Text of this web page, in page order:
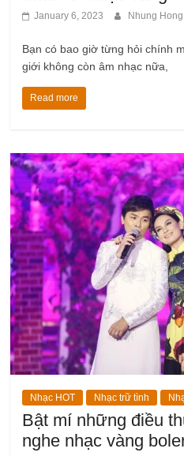
January 6, 2023 Nhung Hong
Bạn có bao giờ từng hỏi chính
giới không còn âm nhạc nữa,
Read more
Nhạc HOT Nhạc trữ tình
Bật mí những điều
nghe nhạc vàng